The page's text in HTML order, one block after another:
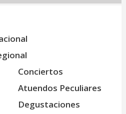
Conciertos
Atuendos Peculiares
Degustaciones